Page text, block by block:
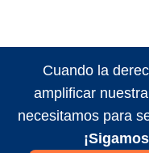
Cuando la
amplificar
necesitamos para